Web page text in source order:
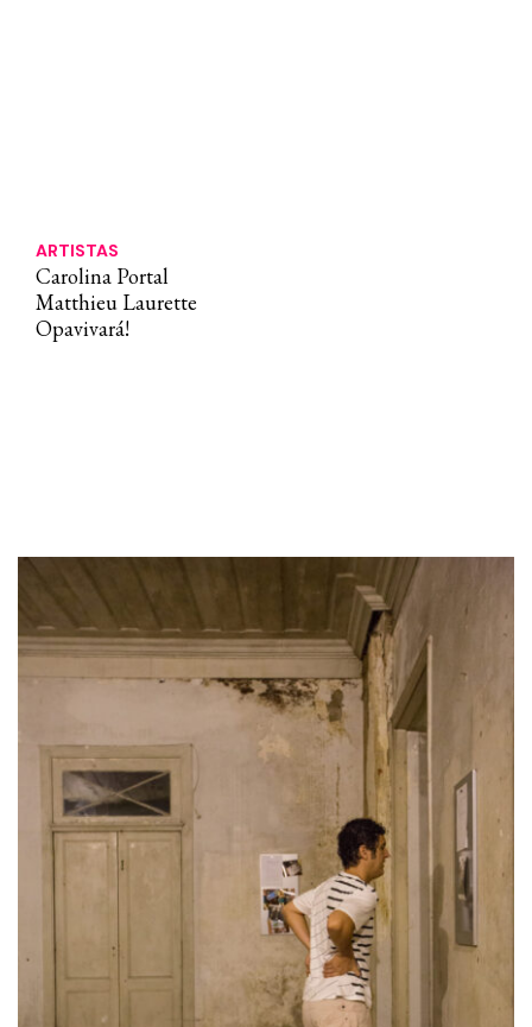
ARTISTAS
Carolina Portal
Matthieu Laurette
Opavivará!